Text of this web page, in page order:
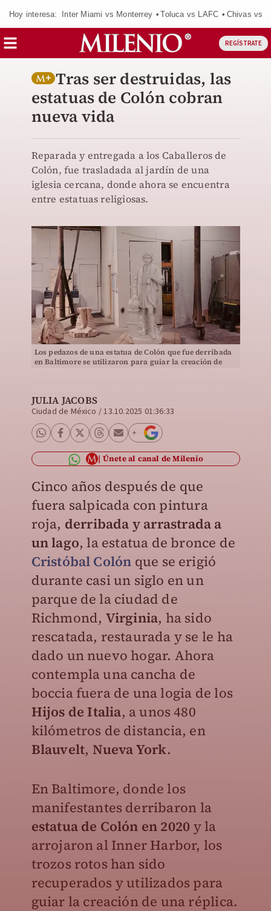
Hoy interesa: Inter Miami vs Monterrey Toluca vs LAFC Chivas vs
REGÍSTRATE
Tras ser destruidas, las
estatuas de Colón cobran
nueva vida
Reparada y entregada a los Caballeros de
Colón, fue trasladada al jardín de una
iglesia cercana, donde ahora se encuentra
entre estatuas religiosas.
Los pedazos de una estatua de Colón que fue derribada
en Baltimore se utilizaron para guiar la creación de
JULIA JACOBS
Ciudad de México /13.10.2025 01:36:33
Únete al canal de Milenio
Cinco años después de que
fuera salpicada con pintura
roja, derribada y arrastrada a
un lago, la estatua de bronce de
Cristóbal Colón que se erigió
durante casi un siglo en un
parque de la ciudad de
Richmond, Virginia, ha sido
rescatada, restaurada y se le ha
dado un nuevo hogar. Ahora
contempla una cancha de
boccia fuera de una logia de los
Hijos de Italia, a unos 480
kilómetros de distancia, en
Blauvelt, NuevaYork.
En Baltimore, donde los
manifestantes derribaron la
estatua de Colón en 2020 y la
arrojaron al Inner Harbor, los
trozos rotos han sido
recuperados y utilizados para
guiar la creación de una réplica.